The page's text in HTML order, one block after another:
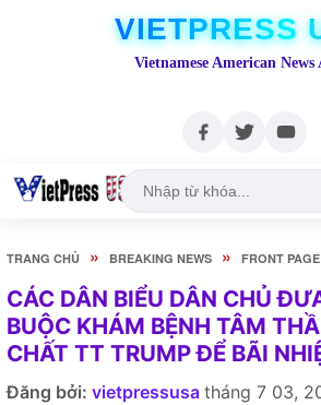
VIETPRESS
Vietnamese American News
TRANG CHỦ » BREAKING NEWS » FRONT PAGE
CÁC DÂN BIỂU DÂN CHỦ
BUỘC KHÁM BỆNH TÂM
CHẤT TT TRUMP ĐỂ BÃI
Đăng bởi: vietpressusa tháng 7 03,